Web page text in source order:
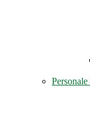
Personale